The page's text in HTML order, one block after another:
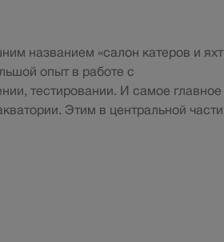
названием «cалон катеров и яхт
опыт в работе с
тестировании. И самое главное
Этим в центральной части